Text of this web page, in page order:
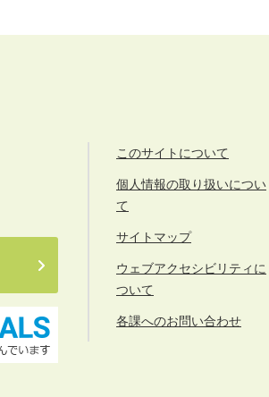
このサイトについて
個人情報の取り扱いについ
て
サイトマップ
ウェブアクセシビリティに
ついて
各課へのお問い合わせ